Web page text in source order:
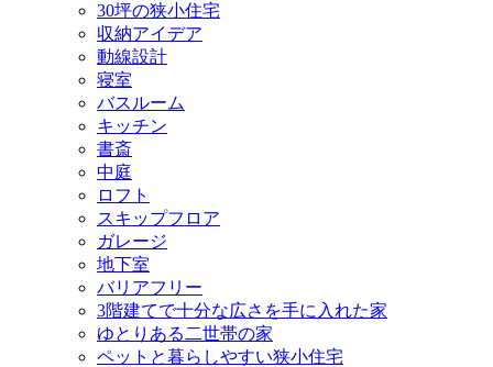
30坪の狭小住宅
収納アイデア
動線設計
寝室
バスルーム
キッチン
書斎
中庭
ロフト
スキップフロア
ガレージ
地下室
バリアフリー
3階建てで十分な広さを手に入れた家
ゆとりある二世帯の家
ペットと暮らしやすい狭小住宅